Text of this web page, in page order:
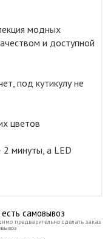
модных
и доступной
под кутикулу не
цветов
минуты, а LED
самовывоз
предварительно сделать заказ